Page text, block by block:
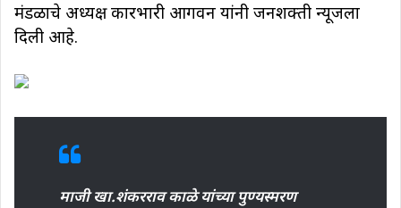
मंडळाचे अध्यक्ष कारभारी आगवन यांनी जनशक्ती न्यूजला
दिली आहे.
माजी खा.शंकरराव काळे यांच्या पुण्यस्मरण